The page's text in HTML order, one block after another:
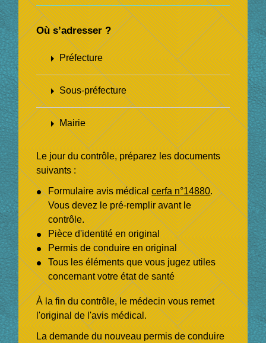
Où s’adresser ?
arrow_rightPréfecture
arrow_rightSous-préfecture
arrow_rightMairie
Le jour du contrôle, préparez les documents
suivants :
Formulaire avis médicalcerfa n°14880.
Vous devez le pré-remplir avant le
contrôle.
Pièce d'identité en original
Permis de conduire en original
Tous les éléments que vous jugez utiles
concernant votre état de santé
À la fin du contrôle, le médecin vous remet
l'original de l'avis médical.
La demande du nouveau permis de conduire